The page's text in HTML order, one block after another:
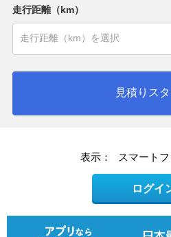
走行距離（km）
見積りス
表示： スマート
ログイ